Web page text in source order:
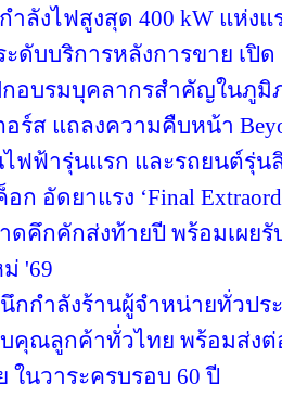
กำลังไฟสูงสุด 400 kW แห่ง
ดับบริการหลังการขาย เปิด
อบรมบุคลากรสำคัญในภูมิ
อร์ส แถลงความคืบหน้า
ฟฟ้ารุ่นแรก และรถยนต์รุ่น
ก อัดยาแรง ‘Final
ดคึกคักส่งท้ายปี พร้อมเผย
'69
กกำลังร้านผู้จำหน่ายทั่วปร
บคุณลูกค้าทั่วไทย พร้อมส่ง
ในวาระครบรอบ 60 ปี